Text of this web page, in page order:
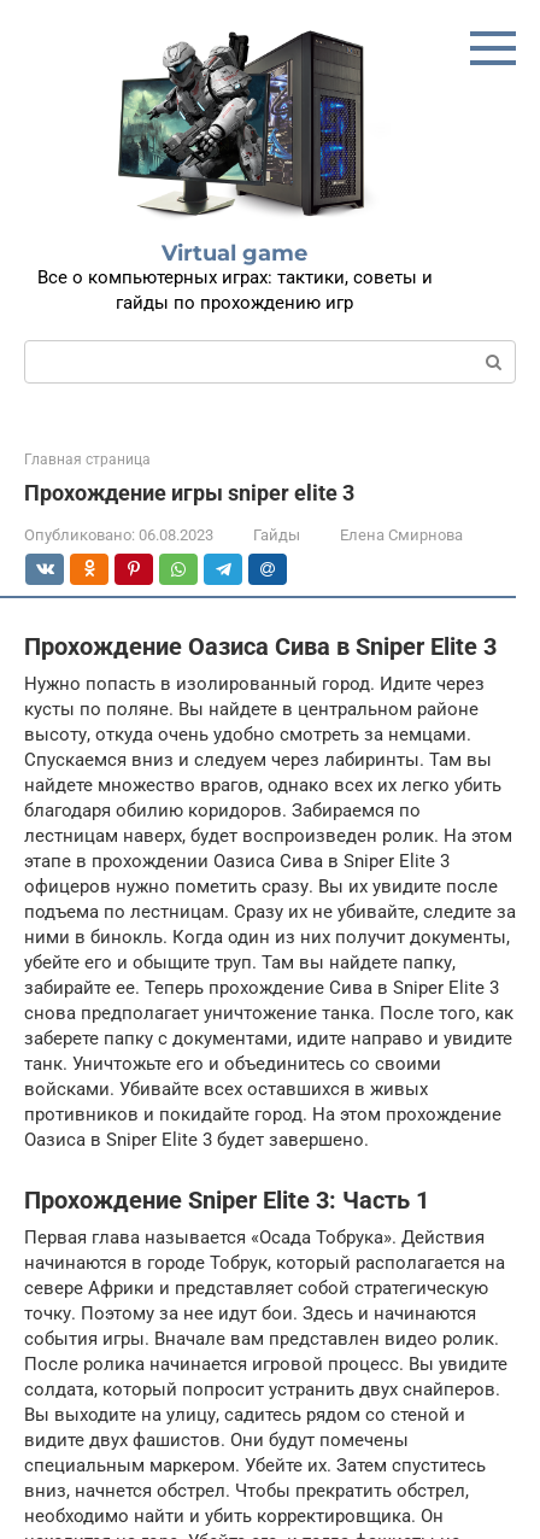
Virtual game
Все о компьютерных играх: тактики, советы и
гайды по прохождению игр
Поиск:
Главная страница
Прохождение игры sniper elite 3
Опубликовано: 06.08.2023 Гайды Елена Смирнова
Прохождение Оазиса Сива в Sniper Elite 3
Нужно попасть в изолированный город. Идите через
кусты по поляне. Вы найдете в центральном районе
высоту, откуда очень удобно смотреть за немцами.
Спускаемся вниз и следуем через лабиринты. Там вы
найдете множество врагов, однако всех их легко убить
благодаря обилию коридоров. Забираемся по
лестницам наверх, будет воспроизведен ролик. На этом
этапе в прохождении Оазиса Сива в Sniper Elite 3
офицеров нужно пометить сразу. Вы их увидите после
подъема по лестницам. Сразу их не убивайте, следите за
ними в бинокль. Когда один из них получит документы,
убейте его и обыщите труп. Там вы найдете папку,
забирайте ее. Теперь прохождение Сива в Sniper Elite 3
снова предполагает уничтожение танка. После того, как
заберете папку с документами, идите направо и увидите
танк. Уничтожьте его и объединитесь со своими
войсками. Убивайте всех оставшихся в живых
противников и покидайте город. На этом прохождение
Оазиса в Sniper Elite 3 будет завершено.
Прохождение Sniper Elite 3: Часть 1
Первая глава называется «Осада Тобрука». Действия
начинаются в городе Тобрук, который располагается на
севере Африки и представляет собой стратегическую
точку. Поэтому за нее идут бои. Здесь и начинаются
события игры. Вначале вам представлен видео ролик.
После ролика начинается игровой процесс. Вы увидите
солдата, который попросит устранить двух снайперов.
Вы выходите на улицу, садитесь рядом со стеной и
видите двух фашистов. Они будут помечены
специальным маркером. Убейте их. Затем спуститесь
вниз, начнется обстрел. Чтобы прекратить обстрел,
необходимо найти и убить корректировщика. Он